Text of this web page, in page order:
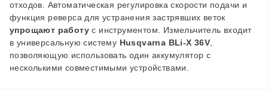
отходов. Автоматическая регулировка скорости подачи и
функция реверса для устранения застрявших веток
упрощают работу с инструментом. Измельчитель входит
в универсальную систему Husqvarna BLi-X 36V
позволяющую использовать один аккумулятор с
несколькими совместимыми устройствами.